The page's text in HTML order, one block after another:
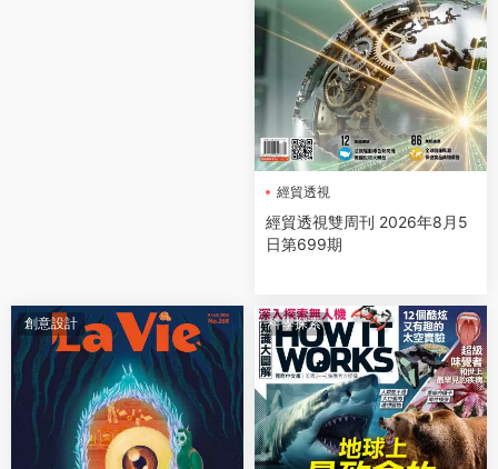
經貿透視
經貿透視雙周刊 2026年8月5
日第699期
創意設計 科學探索